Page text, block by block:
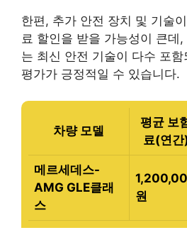
한편, 추가 안전 장치 및 기술
료 할인을 받을 가능성이 큰데
는 최신 안전 기술이 다수 포
평가가 긍정적일 수 있습니다.
차량 모델
평균 보
료(연간
메르세데스-
AMG GLE클래
스
원